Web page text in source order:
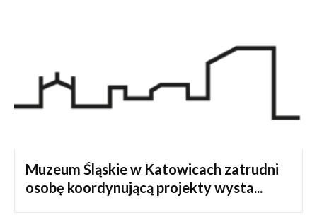
Muzeum Śląskie w Katowicach zatrudni
osobę koordynującą projekty wysta...